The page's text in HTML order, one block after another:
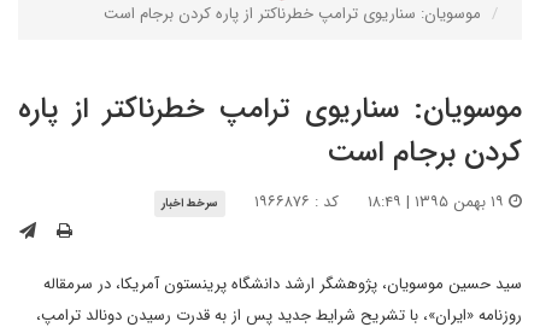
موسویان: سناریوی ترامپ خطرناکتر از پاره کردن برجام است
موسویان: سناریوی ترامپ خطرناکتر از پاره
کردن برجام است
کد : ۱۹۶۶۸۷۶ سرخط اخبار
سید حسین موسویان، پژوهشگر ارشد دانشگاه پرینستون آمریکا، در سرمقاله
روزنامه «ایران»، با تشریح شرایط جدید پس از به قدرت رسیدن دونالد ترامپ،